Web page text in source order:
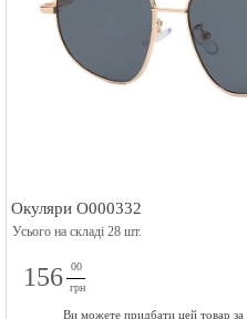
Окуляри O000332
Усього на складі 28 шт.
156
00
грн
Ви можете придбати цей товар за